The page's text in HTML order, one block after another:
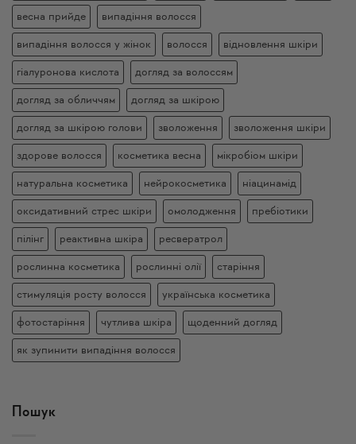
весна прийде випадіння волосся
випадіння волосся у жінок волосся відновлення шкіри
гіалуронова кислота догляд за волоссям
догляд за обличчям догляд за шкірою
догляд за шкірою голови зволоження зволоження шкіри
здорове волосся косметика весна мікробіом шкіри
натуральна косметика нейрокосметика ніацинамід
оксидативний стрес шкіри омолодження пребіотики
пілінг реактивна шкіра ресвератрол
рослинна косметика рослинні олії старіння
стимуляція росту волосся українська косметика
фотостаріння чутлива шкіра щоденний догляд
як зупинити випадіння волосся
Пошук